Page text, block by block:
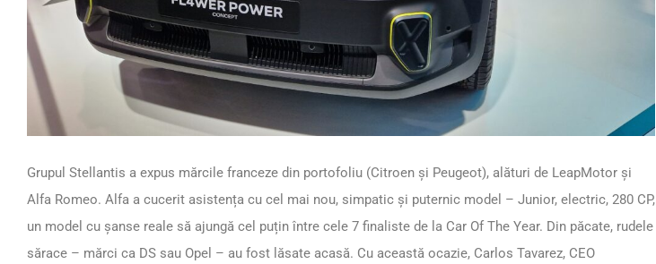
Grupul Stellantis a expus mărcile franceze din portofoliu (Citroen și Peugeot), alături de LeapMotor și
Alfa Romeo. Alfa a cucerit asistența cu cel mai nou, simpatic și puternic model – Junior, electric, 280 CP,
un model cu șanse reale să ajungă cel puțin între cele 7 finaliste de la Car Of The Year. Din păcate, rudele
sărace – mărci ca DS sau Opel – au fost lăsate acasă. Cu această ocazie, Carlos Tavarez, CEO